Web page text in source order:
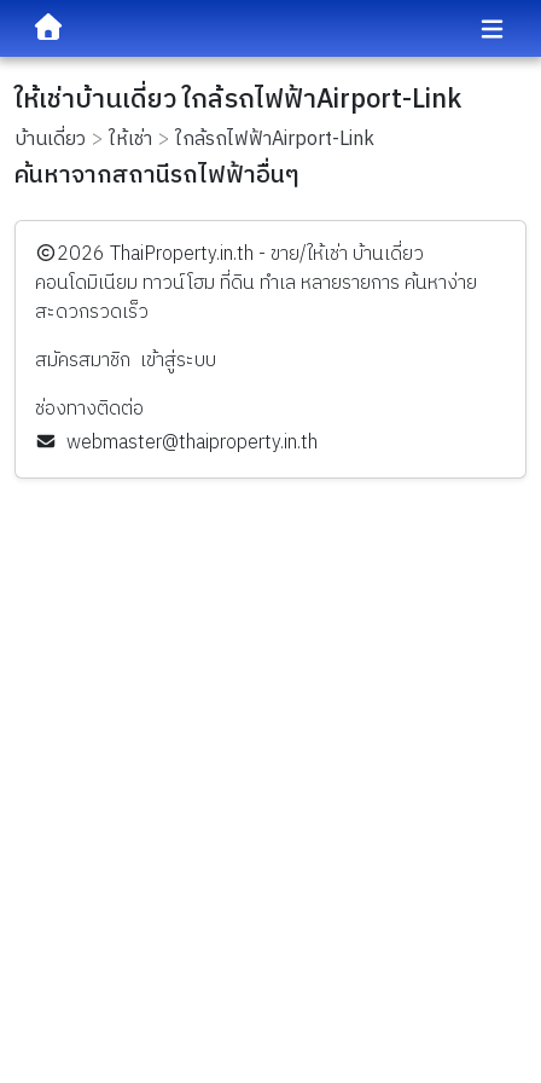
ให้เช่าบ้านเดี่ยว ใกล้รถไฟฟ้าAirport-Link
บ้านเดี่ยว ให้เช่า ใกล้รถไฟฟ้าAirport-Link
ค้นหาจากสถานีรถไฟฟ้าอื่นๆ
️2026 ThaiProperty.in.th - ขาย/ให้เช่า บ้านเดี่ยว
คอนโดมิเนียม ทาวน์โฮม ที่ดิน ทำเล หลายรายการ ค้นหาง่าย
สะดวกรวดเร็ว
สมัครสมาชิก เข้าสู่ระบบ
ช่องทางติดต่อ
webmaster@thaiproperty.in.th